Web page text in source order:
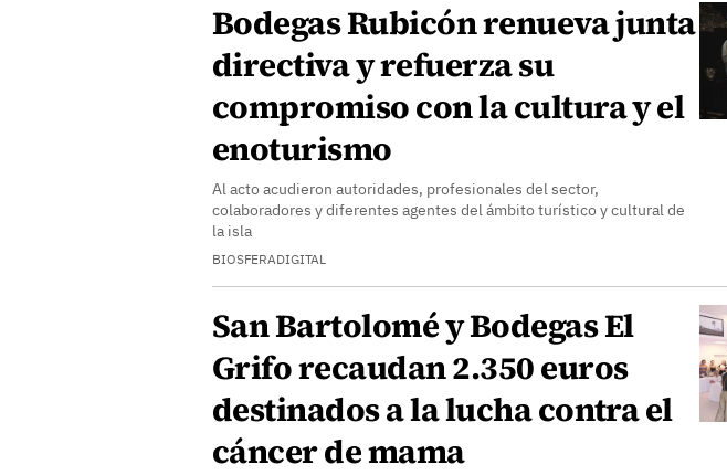
Bodegas Rubicón renueva junta
directiva y refuerza su
compromiso con la cultura y el
enoturismo
Al acto acudieron autoridades, profesionales del sector,
colaboradores y diferentes agentes del ámbito turístico y cultural de
la isla
BIOSFERADIGITAL
San Bartolomé y Bodegas El
Grifo recaudan 2.350 euros
destinados a la lucha contra el
cáncer de mama